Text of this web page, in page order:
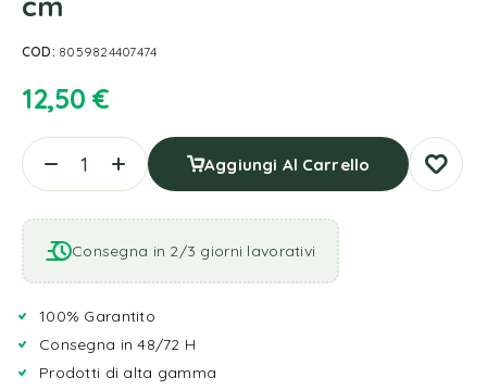
COD: 8059824407474
12,50 €
Aggiungi Al Carrello
Consegna in 2/3 giorni lavorativi
100% Garantito
Consegna in 48/72 H
Prodotti di alta gamma